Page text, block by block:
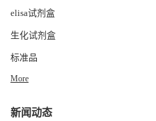
elisa试剂盒
生化试剂盒
标准品
More
新闻动态